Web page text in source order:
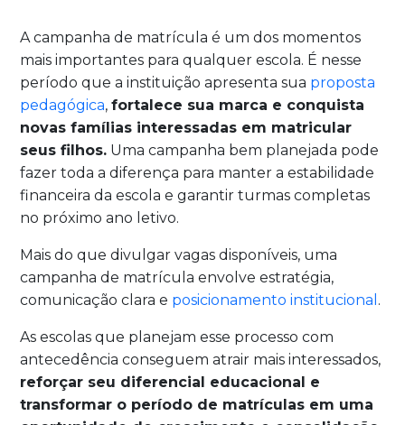
A campanha de matrícula é um dos momentos
mais importantes para qualquer escola. É nesse
período que a instituição apresenta sua proposta
pedagógica,fortalece sua marca e conquista
novas famílias interessadas em matricular
seus filhos. Uma campanha bem planejada pode
fazer toda a diferença para manter a estabilidade
financeira da escola e garantir turmas completas
no próximo ano letivo.
Mais do que divulgar vagas disponíveis, uma
campanha de matrícula envolve estratégia,
comunicação clara e posicionamento institucional .
As escolas que planejam esse processo com
antecedência conseguem atrair mais interessados,
reforçar seu diferencial educacional e
transformar o período de matrículas em uma